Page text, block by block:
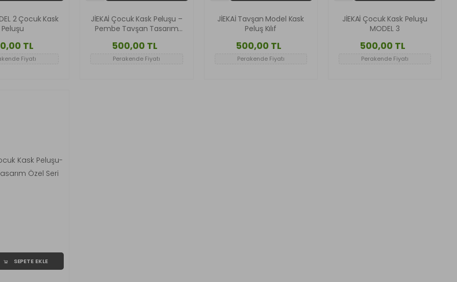
2 Çocuk Kask
Peluşu
TL
Fiyatı
JİEKAİ Çocuk Kask Peluşu –
Pembe Tavşan Tasarım
500,00 TL
Perakende Fiyatı
JİEKAİ Tavşan Model Kask
Peluş Kılıf
500,00 TL
Perakende Fiyatı
JİEKAİ Çocuk Kask Peluşu
MODEL 3
500,00 TL
Perakende Fiyatı
SEPETE EKLE